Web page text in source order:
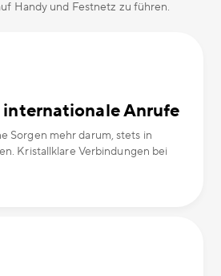
Handy und Festnetz zu führen.
internationale Anrufe
Sorgen mehr darum, stets in
Kristallklare Verbindungen bei